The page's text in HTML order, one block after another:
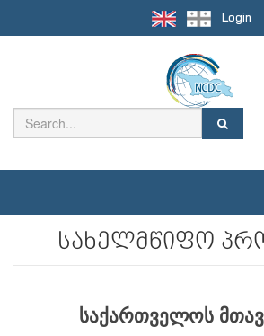
Login
სახელმწიფო
საქართველოს